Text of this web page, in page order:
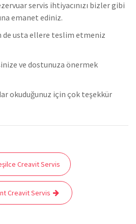
servis ihtiyacınızı bizler gibi
emanet ediniz.
de usta ellere teslim etmeniz
ve dostunuza önermek
okuduğunuz için çok teşekkür
Creavit Servis
Creavit Servis